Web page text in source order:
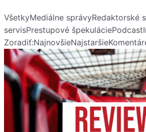
VšetkyMediálne správyRedaktorské
servisPrestupové špekuláciePodcast
Zoradiť:NajnovšieNajstaršie